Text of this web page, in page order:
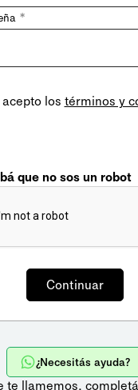
*
acepto los términos y
que no sos un robot
¿Necesitás ayuda?
te llamemos,